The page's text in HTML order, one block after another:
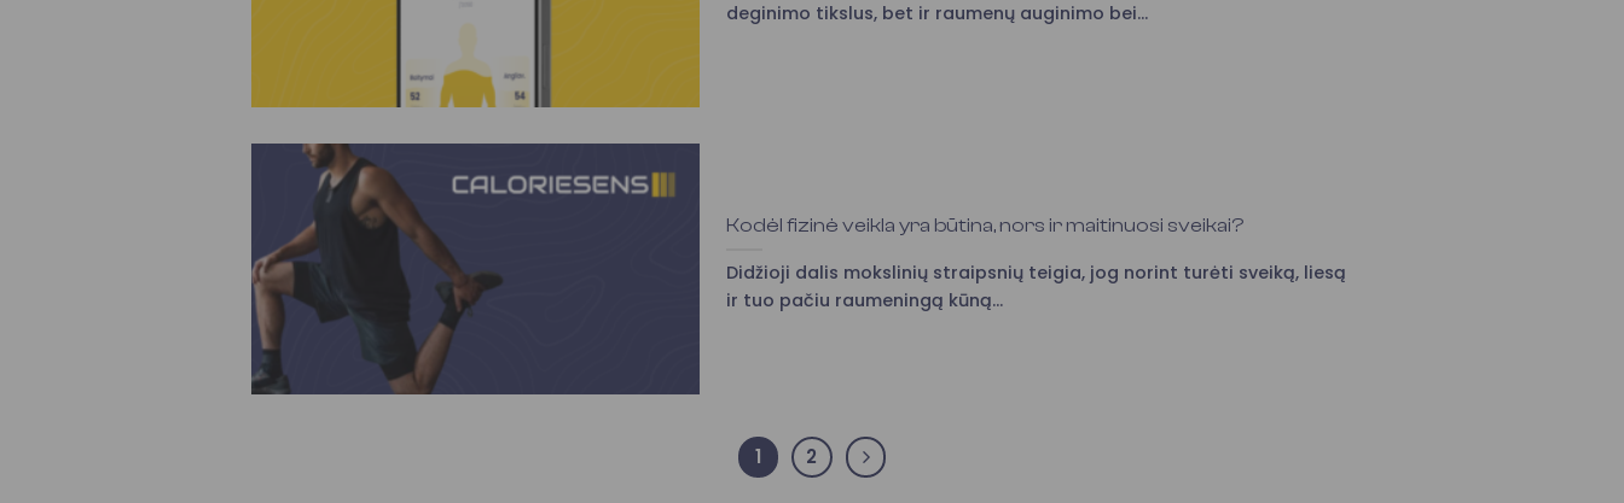
deginimo tikslus, bet ir raumenų auginimo bei...
Kodėl fizinė veikla yra būtina, nors ir maitinuosi sveikai?
Didžioji dalis mokslinių straipsnių teigia, jog norint turėti sveiką, liesą
ir tuo pačiu raumeningą kūną...
1 2